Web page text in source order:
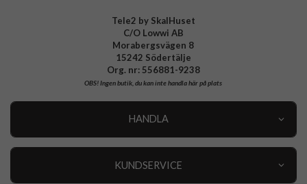
Tele2 by SkalHuset
C/O Lowwi AB
Morabergsvägen 8
15242 Södertälje
Org. nr: 556881-9238
OBS!Ingen butik, du kan inte handla här på plats
HANDLA
KUNDSERVICE